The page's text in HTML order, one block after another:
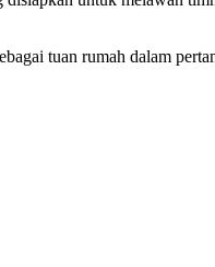
tuan rumah dalam